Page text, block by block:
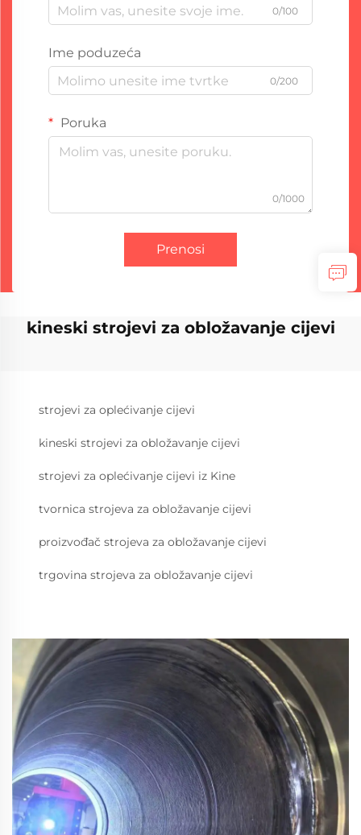
0/100
Ime poduzeća
0/200
Poruka
0/1000
Prenosi
kineski strojevi za obložavanje cijevi
strojevi za oplećivanje cijevi
kineski strojevi za obložavanje cijevi
strojevi za oplećivanje cijevi iz Kine
tvornica strojeva za obložavanje cijevi
proizvođač strojeva za obložavanje cijevi
trgovina strojeva za obložavanje cijevi